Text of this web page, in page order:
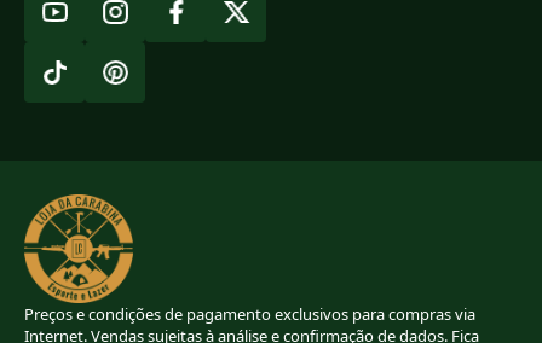
Preços e condições de pagamento exclusivos para compras via
Internet. Vendas sujeitas à análise e confirmação de dados. Fica